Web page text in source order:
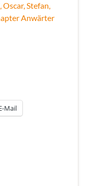
Stefan,
Anwärter
Mail